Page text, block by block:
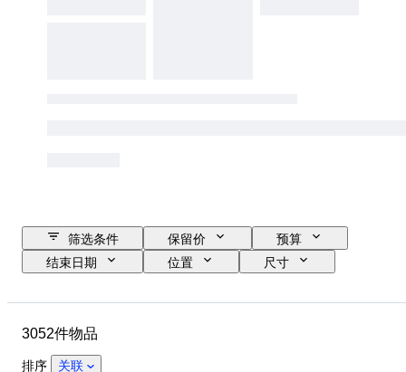
筛选条件 保留价
预算
结束日期
位置
尺寸
时期
细度
3052件物品
排序 关联